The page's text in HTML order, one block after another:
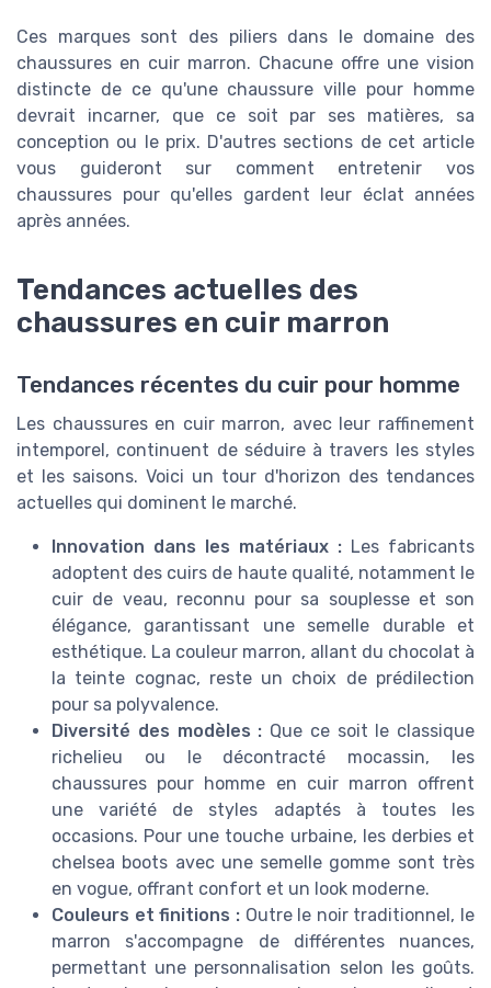
Ces marques sont des piliers dans le domaine des
chaussures en cuir marron. Chacune offre une vision
distincte de ce qu'une chaussure ville pour homme
devrait incarner, que ce soit par ses matières, sa
conception ou le prix. D'autres sections de cet article
vous guideront sur comment entretenir vos
chaussures pour qu'elles gardent leur éclat années
après années.
Tendances actuelles des
chaussures en cuir marron
Tendances récentes du cuir pour homme
Les chaussures en cuir marron, avec leur raffinement
intemporel, continuent de séduire à travers les styles
et les saisons. Voici un tour d'horizon des tendances
actuelles qui dominent le marché.
Innovation dans les matériaux : Les fabricants
adoptent des cuirs de haute qualité, notamment le
cuir de veau, reconnu pour sa souplesse et son
élégance, garantissant une semelle durable et
esthétique. La couleur marron, allant du chocolat à
la teinte cognac, reste un choix de prédilection
pour sa polyvalence.
Diversité des modèles : Que ce soit le classique
richelieu ou le décontracté mocassin, les
chaussures pour homme en cuir marron offrent
une variété de styles adaptés à toutes les
occasions. Pour une touche urbaine, les derbies et
chelsea boots avec une semelle gomme sont très
en vogue, offrant confort et un look moderne.
Couleurs et finitions :Outre le noir traditionnel, le
marron s'accompagne de différentes nuances,
permettant une personnalisation selon les goûts.